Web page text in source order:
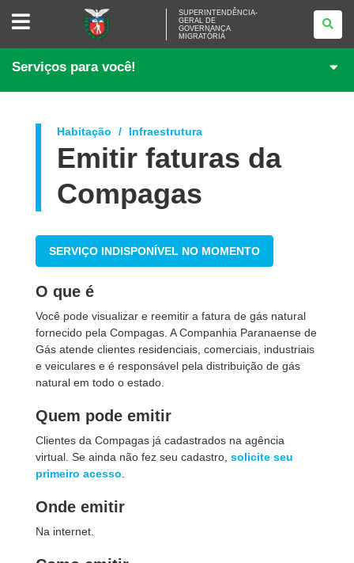
SUPERINTENDÊNCIA-
GOVERNANÇA
SUPERINTENDÊNCIA-
GERAL DE
GOVERNANÇA
MIGRATÓRIA
Serviços para você!
Habitação Infraestrutura
Emitir faturas da
Compagas
SERVIÇO INDISPONÍVEL NO MOMENTO
O que é
Você pode visualizar e reemitir a fatura de gás natural
fornecido pela Compagas. A Companhia Paranaense de
Gás atende clientes residenciais, comerciais, industriais
e veiculares e é responsável pela distribuição de gás
natural em todo o estado.
Quem pode emitir
Clientes da Compagas já cadastrados na agência
virtual. Se ainda não fez seu cadastro, solicite seu
primeiro acesso
Onde emitir
Na internet.